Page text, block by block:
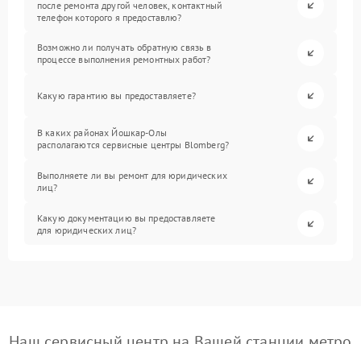
после ремонта другой человек, контактный
телефон которого я предоставлю?
Возможно ли получать обратную связь в
процессе выполнения ремонтных работ?
Какую гарантию вы предоставляете?
В каких районах Йошкар-Олы
располагаются сервисные центры Blomberg?
Выполняете ли вы ремонт для юридических
лиц?
Какую документацию вы предоставляете
для юридических лиц?